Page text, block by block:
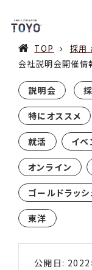
TOP
採用
会社説明会開催情
説明会
特にオススメ
就活 イベ
オンライン
ゴールドラッシ
東洋
公開日: